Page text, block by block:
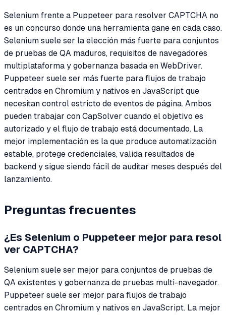
Selenium frente a Puppeteer para resolver CAPTCHA no
es un concurso donde una herramienta gane en cada caso.
Selenium suele ser la elección más fuerte para conjuntos
de pruebas de QA maduros, requisitos de navegadores
multiplataforma y gobernanza basada en WebDriver.
Puppeteer suele ser más fuerte para flujos de trabajo
centrados en Chromium y nativos en JavaScript que
necesitan control estricto de eventos de página. Ambos
pueden trabajar con CapSolver cuando el objetivo es
autorizado y el flujo de trabajo está documentado. La
mejor implementación es la que produce automatización
estable, protege credenciales, valida resultados de
backend y sigue siendo fácil de auditar meses después del
lanzamiento.
Preguntas frecuentes
¿Es Selenium o Puppeteer mejor para resol
ver CAPTCHA?
Selenium suele ser mejor para conjuntos de pruebas de
QA existentes y gobernanza de pruebas multi-navegador.
Puppeteer suele ser mejor para flujos de trabajo
centrados en Chromium y nativos en JavaScript. La mejor